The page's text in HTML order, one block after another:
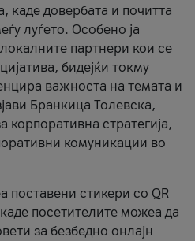
каде довербата и почитта
луѓето. Особено ја
партнери кои се
бидејќи токму
важноста на темата и
Бранкица Толевска,
корпоративна стратегија,
комуникации во
поставени стикери со QR
посетителите можеа да
за безбедно онлајн